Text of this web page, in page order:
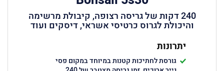
240 דקות של גריסה רצופה, קיבולת מרשימה
והיכולת לגרוס כרטיסי אשראי, דיסקים ועוד
יתרונות
גורסת לחתיכות קטנות במיוחד במקום פסי